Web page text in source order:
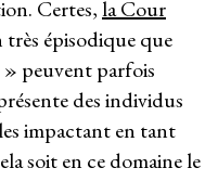
Certes,la Cour
très épisodique que
» peuvent parfois
des individus
impactant en tant
soit en ce domaine le